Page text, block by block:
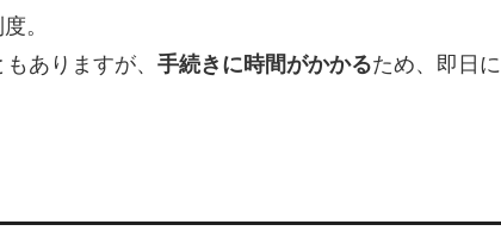
。
ありますが、 手続きに時間がかかるため、即日に